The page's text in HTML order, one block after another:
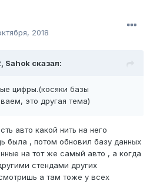
2018
Sahok сказал:
цифры.(косяки базы
это другая тема)
авто какой нить на него
была , потом обновил базу данных
на тот же самый авто , а когда
стендами других
а там тоже у всех